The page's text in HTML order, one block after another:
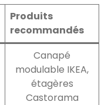
Produits
recommandés
Canapé
modulable IKEA,
étagères
Castorama